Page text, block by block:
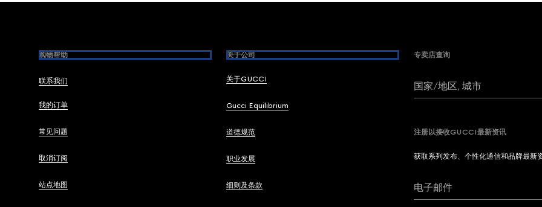
购物帮助
联系我们
我的订单
常见问题
取消订阅
站点地图
关于公司
关于GUCCI
Gucci Equilibrium
道德规范
职业发展
细则及条款
专卖店查询
国家/地区, 城市
注册以接收GUCCI最新资讯
获取系列发布、个性化通信和品牌最新
电子邮件